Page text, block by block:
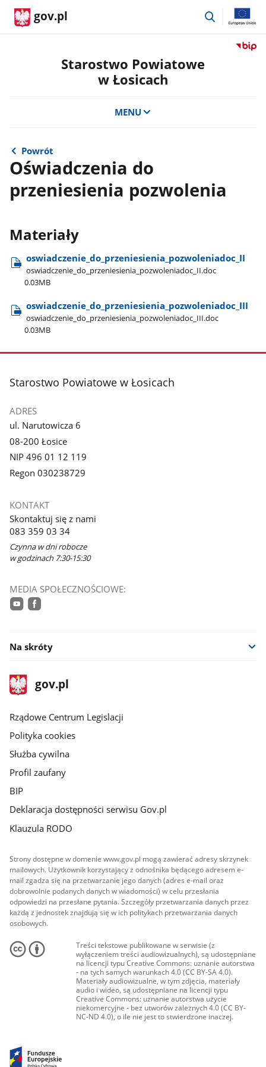
gov.pl
przejdź
Przejdź
Starostwo Powiatowe
w Łosicach
MENU
Powrót
Oświadczenia do
przeniesienia pozwolenia
Materiały
oswiadczenie​_do​_przeniesienia​_pozwoleniadoc​_II
oswiadczenie​_do​_przeniesienia​_pozwoleniadoc​_II.doc
0.03MB
oswiadczenie​_do​_przeniesienia​_pozwoleniadoc​_III
oswiadczenie​_do​_przeniesienia​_pozwoleniadoc​_III.doc
0.03MB
stopka
Starostwo Powiatowe w Łosicach
ADRES
ul. Narutowicza 6
08-200 Łosice
NIP 496 01 12 119
Regon 030238729
KONTAKT
Skontaktuj się z nami
083 359 03 34
Czynna w dni robocze
w godzinach 7:30-15:30
MEDIA SPOŁECZNOŚCIOWE:
Na skróty
stopka
gov.plStrona
gov.pl
Rządowe Centrum Legislacji
Polityka cookies
Służba cywilna
Profil zaufany
BIP
Deklaracja dostępności serwisu Gov.pl
Klauzula RODO
Strony dostępne w domenie www.gov.pl mogą zawierać adresy skrzynek
mailowych. Użytkownik korzystający z odnośnika będącego adresem e-
mail zgadza się na przetwarzanie jego danych (adres e-mail oraz
dobrowolnie podanych danych w wiadomości) w celu przesłania
odpowiedzi na przesłane pytania. Szczegóły przetwarzania danych przez
każdą z jednostek znajdują się w ich politykach przetwarzania danych
osobowych.
Treści tekstowe publikowane w serwisie (z
wyłączeniem treści audiowizualnych), są udostępniane
na licencji typu Creative Commons: uznanie autorstwa
- na tych samych warunkach 4.0 (CC BY-SA 4.0).
Materiały audiowizualne, w tym zdjęcia, materiały
audio i wideo, są udostępniane na licencji typu
Creative Commons: uznanie autorstwa użycie
niekomercyjne - bez utworów zależnych 4.0 (CC BY-
NC-ND 4.0), o ile nie jest to stwierdzone inaczej.